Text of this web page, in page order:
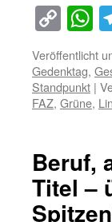
Link
Veröffentlicht
Gedenktag,
Standpunkt |
FAZ, Grüne,
Beruf,
Titel –